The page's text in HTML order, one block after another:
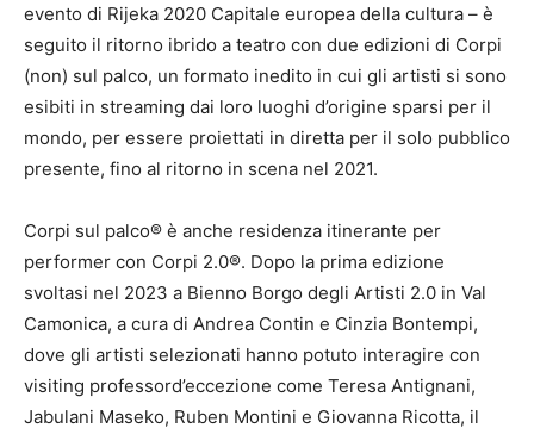
evento di Rijeka 2020 Capitale europea della cultura – è
seguito il ritorno ibrido a teatro con due edizioni di Corpi
(non) sul palco, un formato inedito in cui gli artisti si sono
esibiti in streaming dai loro luoghi d’origine sparsi per il
mondo, per essere proiettati in diretta per il solo pubblico
presente, fino al ritorno in scena nel 2021.
Corpi sul palco® è anche residenza itinerante per
performer con Corpi 2.0®. Dopo la prima edizione
svoltasi nel 2023 a Bienno Borgo degli Artisti 2.0 in Val
Camonica, a cura di Andrea Contin e Cinzia Bontempi,
dove gli artisti selezionati hanno potuto interagire con
visiting professord’eccezione come Teresa Antignani,
Jabulani Maseko, Ruben Montini e Giovanna Ricotta, il